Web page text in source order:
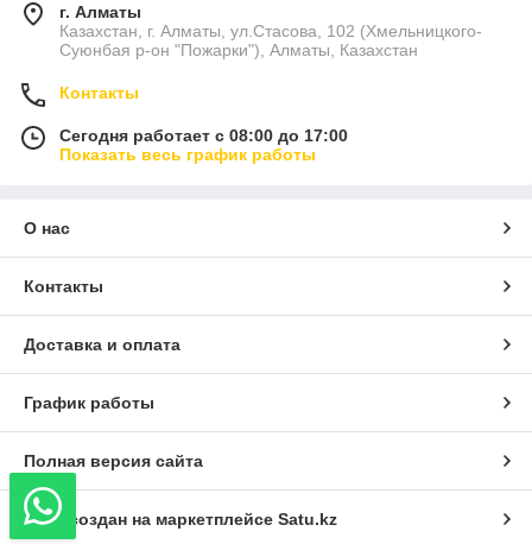
г. Алматы
Казахстан, г. Алматы, ул.Стасова, 102 (Хмельницкого-
Суюнбая р-он "Пожарки"), Алматы, Казахстан
Контакты
Сегодня работает с 08:00 до 17:00
Показать весь график работы
О нас
Контакты
Доставка и оплата
График работы
Полная версия сайта
Сайт создан на маркетплейсе Satu.kz